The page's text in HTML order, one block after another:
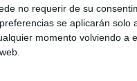
no requerir de su
se aplicarán
momento volviendo a